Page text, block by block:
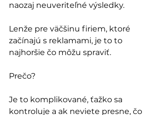
naozaj neuveriteľné výsledky.
Lenže pre väčšinu firiem, ktoré
začínajú s reklamami, je to to
najhoršie čo môžu spraviť.
Prečo?
Je to komplikované, ťažko sa
kontroluje a ak neviete presne, čo